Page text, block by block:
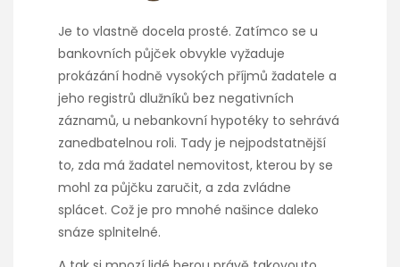
Je to vlastně docela prosté. Zatímco se u
bankovních půjček obvykle vyžaduje
prokázání hodně vysokých příjmů žadatele a
jeho registrů dlužníků bez negativních
záznamů, u nebankovní hypotéky to sehrává
zanedbatelnou roli. Tady je nejpodstatnější
to, zda má žadatel nemovitost, kterou by se
mohl za půjčku zaručit, a zda zvládne
splácet. Což je pro mnohé našince daleko
snáze splnitelné.